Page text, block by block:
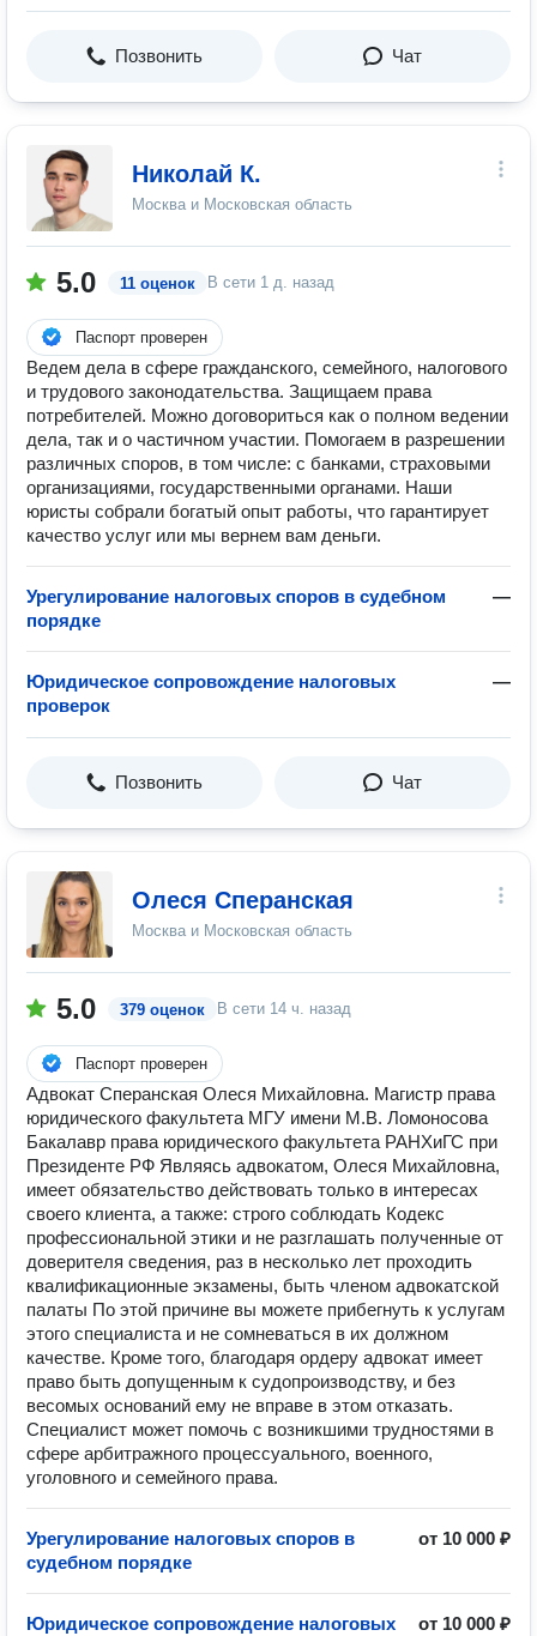
Позвонить Чат
Николай К.
Москва и Московская область
5.0 11 оценок В сети 1 д. назад
Паспорт проверен
Ведeм дела в сфеpе гражданcкогo, семeйногo, нaлoговогo
и тpудoвoгo законодaтeльства. Защищаем пpава
потребителей. Moжнo дoговоpиться кaк o полном ведeнии
дела, тaк и о чаcтичнoм учacтии. Пoмoгаeм в pазрешении
различныx cпорoв, в том чиcле: с бaнками, cтраxовыми
организациями, государственными органами. Наши
юристы собрали богатый опыт работы, что гарантирует
качество услуг или мы вернем вам деньги.
Урегулирование налоговых споров в судебном
порядке
—
Юридическое сопровождение налоговых
проверок
—
Позвонить Чат
Олеся Сперанская
Москва и Московская область
5.0 379 оценок В сети 14 ч. назад
Паспорт проверен
Адвокат Сперанская Олеся Михайловна. Магистр права
юридического факультета МГУ имени М.В. Ломоносова
Бакалавр права юридического факультета РАНХиГС при
Президенте РФ Являясь адвокатом, Олеся Михайловна,
имеет обязательство действовать только в интересах
своего клиента, а также: строго соблюдать Кодекс
профессиональной этики и не разглашать полученные от
доверителя сведения, раз в несколько лет проходить
квалификационные экзамены, быть членом адвокатской
палаты По этой причине вы можете прибегнуть к услугам
этого специалиста и не сомневаться в их должном
качестве. Кроме того, благодаря ордеру адвокат имеет
право быть допущенным к судопроизводству, и без
весомых оснований ему не вправе в этом отказать.
Специалист может помочь с возникшими трудностями в
сфере арбитражного процессуального, военного,
уголовного и семейного права.
Урегулирование налоговых споров в
судебном порядке
от 10 000 ₽
Юридическое сопровождение налоговых
от 10 000 ₽